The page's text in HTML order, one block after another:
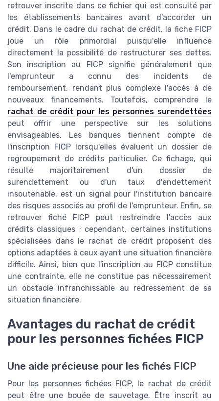
retrouver inscrite dans ce fichier qui est consulté par
les établissements bancaires avant d'accorder un
crédit. Dans le cadre du rachat de crédit, la fiche FICP
joue un rôle primordial puisqu'elle influence
directement la possibilité de restructurer ses dettes.
Son inscription au FICP signifie généralement que
l'emprunteur a connu des incidents de
remboursement, rendant plus complexe l'accès à de
nouveaux financements. Toutefois, comprendre le
rachat de crédit pour les personnes surendettées
peut offrir une perspective sur les solutions
envisageables. Les banques tiennent compte de
l'inscription FICP lorsqu'elles évaluent un dossier de
regroupement de crédits particulier. Ce fichage, qui
résulte majoritairement d'un dossier de
surendettement ou d'un taux d'endettement
insoutenable, est un signal pour l'institution bancaire
des risques associés au profil de l'emprunteur. Enfin, se
retrouver fiché FICP peut restreindre l'accès aux
crédits classiques ; cependant, certaines institutions
spécialisées dans le rachat de crédit proposent des
options adaptées à ceux ayant une situation financière
difficile. Ainsi, bien que l'inscription au FICP constitue
une contrainte, elle ne constitue pas nécessairement
un obstacle infranchissable au redressement de sa
situation financière.
Avantages du rachat de crédit
pour les personnes fichées FICP
Une aide précieuse pour les fichés FICP
Pour les personnes fichées FICP, le rachat de crédit
peut être une bouée de sauvetage. Être inscrit au